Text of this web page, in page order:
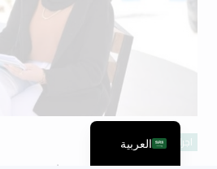
اجراءات القبولالعربية